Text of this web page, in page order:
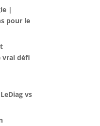
|
pour le
vrai défi
vs